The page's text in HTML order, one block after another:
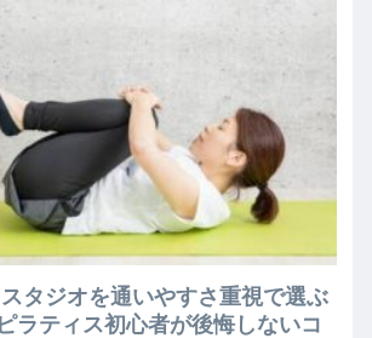
タジオを通いやすさ重視で選ぶ
ラティス初心者が後悔しないコ